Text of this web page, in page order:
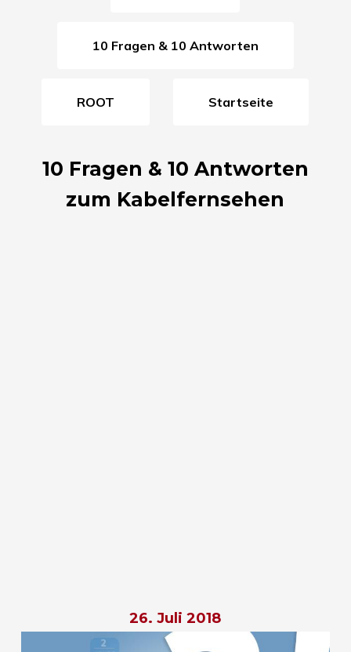
10 Fragen & 10 Antworten
ROOT Startseite
10 Fragen & 10 Antworten
zum Kabelfernsehen
26. Juli 2018